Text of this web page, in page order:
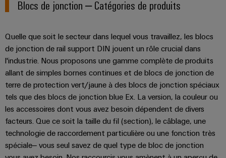
de
solutions
modernes
et
numériques
pour
une
mobilité
respectueuse
climat
dans
le
transport
Outils
et
de
visualisation
Mesure
d'énergie
Weidmüller
IA
industrielle
Blocs de jonction – Catégories de produits
Quelle que soit le secteur dans lequel vous travaillez, les blocs
de jonction de rail support DIN jouent un rôle crucial dans
l'industrie. Nous proposons une gamme complète de produits
allant de simples bornes continues et de blocs de jonction de
terre de protection vert/jaune à des blocs de jonction spéciaux
tels que des blocs de jonction blue Ex. La version, la couleur ou
les accessoires dont vous avez besoin dépendent de divers
facteurs. Que ce soit la taille du fil (section), le câblage, une
technologie de raccordement particulière ou une fonction très
spéciale– vous seul savez de quel type de bloc de jonction